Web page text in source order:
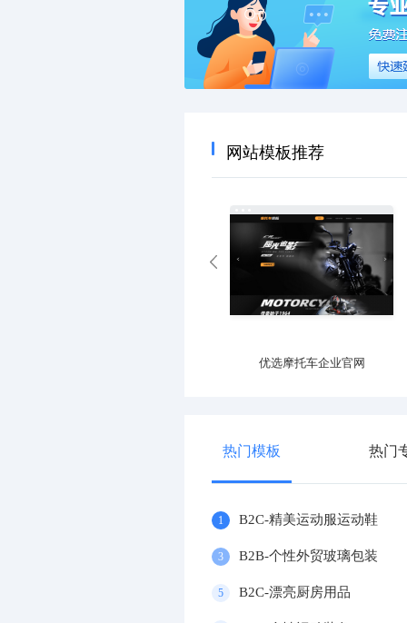
网站模板推荐
优选摩托车企业官网
热门模板 热门
1 B2C-精美运动服运动鞋
3 B2B-个性外贸玻璃包装
5 B2C-漂亮厨房用品